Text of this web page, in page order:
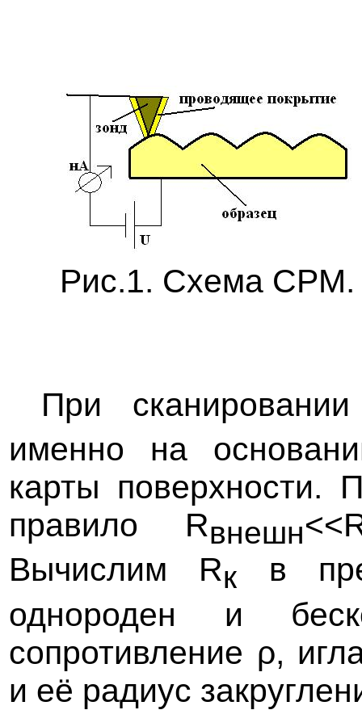
Рис.1. Схема СРМ.
При
именно на
карты
правило Rвнешн
Вычислим Rк в
однороден и
сопротивление ρ,
и её радиус